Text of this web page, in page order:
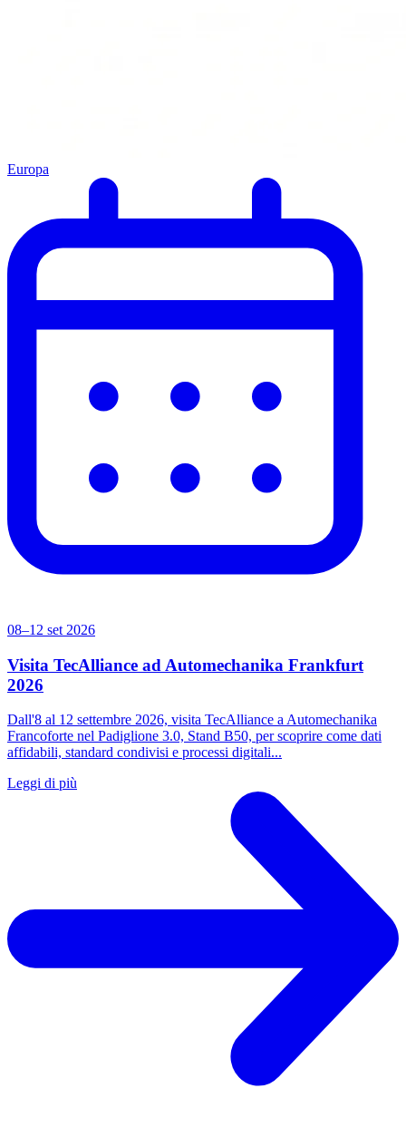
Europa
08–12 set 2026
Visita TecAlliance ad Automechanika Frankfurt
2026
Dall'8 al 12 settembre 2026, visita TecAlliance a Automechanika
Francoforte nel Padiglione 3.0, Stand B50, per scoprire come dati
affidabili, standard condivisi e processi digitali...
Leggi di più